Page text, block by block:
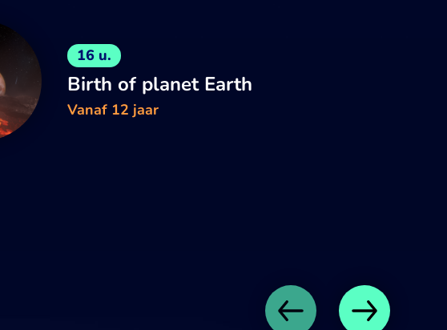
16 u.
Birth of planet Earth
Vanaf 12 jaar